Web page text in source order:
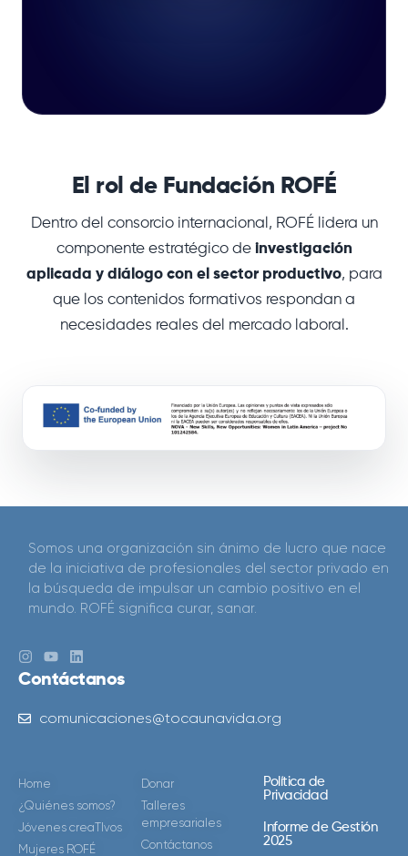
El rol de Fundación ROFÉ
Dentro del consorcio internacional, ROFÉ lidera un
componente estratégico de investigación
aplicada y diálogo con el sector productivo, para
que los contenidos formativos respondan a
necesidades reales del mercado laboral.
Somos una organización sin ánimo de lucro que nace
de la iniciativa de profesionales del sector privado en
la búsqueda de impulsar un cambio positivo en el
mundo. ROFÉ significa curar, sanar.
Contáctanos
comunicaciones@tocaunavida.org
Home
¿Quiénes somos?
Jóvenes creaTIvos
Mujeres ROFÉ
Donar
Talleres
empresariales
Contáctanos
Política de
Privacidad
Informe de Gestión
2025